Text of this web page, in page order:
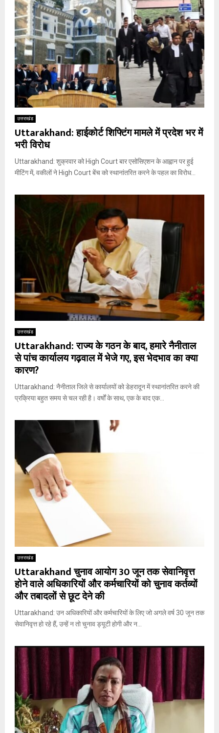
उत्तराखंड
Uttarakhand: हाईकोर्ट शिफ्टिंग मामले में प्रदेश भर में
भरी विरोध
Uttarakhand: शुक्रवार को High Court बार एसोसिएशन के आह्वान पर हुई
मीटिंग में, वकीलों ने High Court बेंच को स्थानांतरित करने के पहल का विरोध...
उत्तराखंड
Uttarakhand: राज्य के गठन के बाद, हमारे नैनीताल
से पांच कार्यालय गढ़वाल में भेजे गए, इस भेदभाव का क्या
कारण?
Uttarakhand: नैनीताल जिले से कार्यालयों को डेहरादून में स्थानांतरित करने की
प्रक्रिया बहुत समय से चल रही है। वर्षों के साथ, एक के बाद एक...
उत्तराखंड
Uttarakhand चुनाव आयोग 30 जून तक सेवानिवृत्त
होने वाले अधिकारियों और कर्मचारियों को चुनाव कर्तव्यों
और तबादलों से छूट देने की
Uttarakhand: उन अधिकारियों और कर्मचारियों के लिए जो अगले वर्ष 30 जून तक
सेवानिवृत्त हो रहे हैं, उन्हें न तो चुनाव ड्यूटी होगी और न...